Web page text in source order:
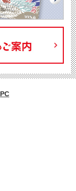
PC